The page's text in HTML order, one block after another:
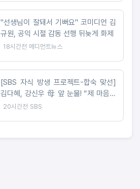
"선생님이 잘돼서 기뻐요" 코미디언 김
규원, 공익 시절 감동 선행 뒤늦게 화제
18시간전 메디먼트뉴스
[SBS 자식 방생 프로젝트-합숙 맞선]
김다혜, 강신우 母 앞 눈물! “제 마음은
이미 정리 완료” 최종선택 D-1 러브라
20시간전 SBS